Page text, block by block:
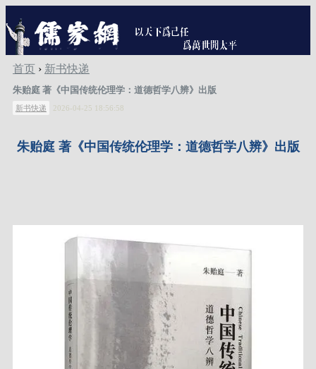
首页 › 新书快递
朱贻庭 著《中国传统伦理学：道德哲学八辨》出版
新书快递 2026-04-25 18:56:58
朱贻庭 著《中国传统伦理学：道德哲学八辨》出版